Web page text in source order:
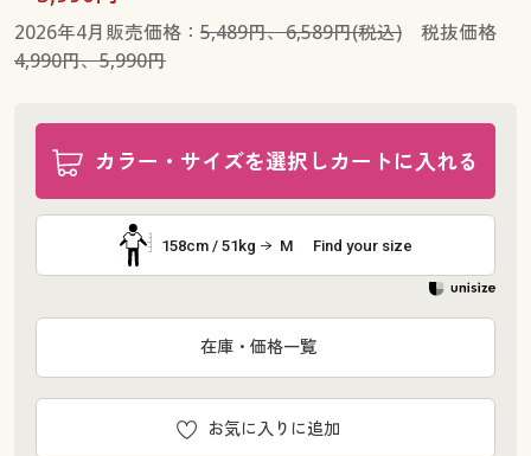
2026年4月販売価格： 5,489円、6,589円(税込)税抜価格
4,990円、5,990円
カラー・サイズを選択しカートに入れる
158cm / 51kg M Find your size
お気に入りに追加
在庫・価格一覧